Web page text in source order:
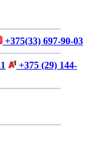
+375(33) 697-90-03
+375 (29) 144-